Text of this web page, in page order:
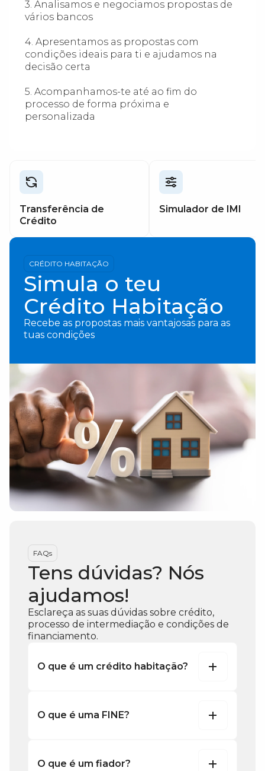
3. Analisamos e negociamos propostas de
vários bancos
4. Apresentamos as propostas com
condições ideais para ti e ajudamos na
decisão certa
5. Acompanhamos-te até ao fim do
processo de forma próxima e
personalizada
Transferência de
Crédito
Simulador de IMI
CRÉDITO HABITAÇÃO
Simula o teu
Crédito Habitação
Recebe as propostas mais vantajosas para as
tuas condições
FAQs
Tens dúvidas? Nós
ajudamos!
Esclareça as suas dúvidas sobre crédito,
processo de intermediação e condições de
financiamento.
O que é um crédito habitação?
O que é uma FINE?
O que é um fiador?